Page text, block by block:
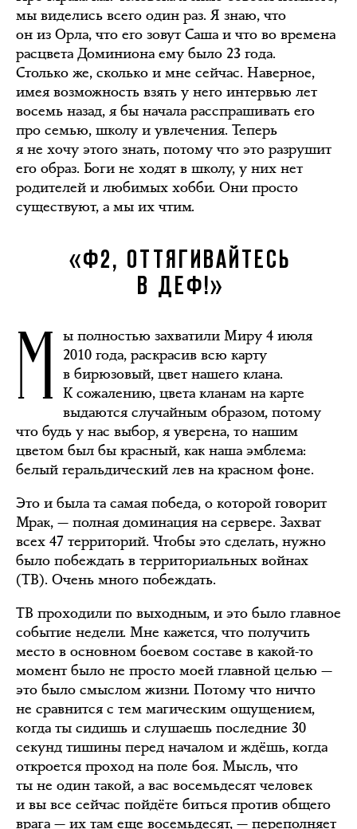
мы виделись всего один раз. Я знаю, что
он из Орла, что его зовут Саша и что во времена
расцвета Доминиона ему было 23 года.
Столько же, сколько и мне сейчас. Наверное,
имея возможность взять у него интервью лет
восемь назад, я бы начала расспрашивать его
про семью, школу и увлечения. Теперь
я не хочу этого знать, потому что это разрушит
его образ. Боги не ходят в школу, у них нет
родителей и любимых хобби. Они просто
существуют, а мы их чтим.
«Ф2, ОТТЯГИВАЙТЕСЬ
В ДЕФ!»
М ы полностью захватили Миру 4 июля
2010 года, раскрасив всю карту
в бирюзовый, цвет нашего клана.
К сожалению, цвета кланам на карте
выдаются случайным образом, потому
что будь у нас выбор, я уверена, то нашим
цветом был бы красный, как наша эмблема:
белый геральдический лев на красном фоне.
Это и была та самая победа, о которой говорит
Мрак, — полная доминация на сервере. Захват
всех 47 территорий. Чтобы это сделать, нужно
было побеждать в территориальных войнах
(ТВ). Очень много побеждать.
ТВ проходили по выходным, и это было главное
событие недели. Мне кажется, что получить
место в основном боевом составе в какой-то
момент было не просто моей главной целью —
это было смыслом жизни. Потому что ничто
не сравнится с тем магическим ощущением,
когда ты сидишь и слушаешь последние 30
секунд тишины перед началом и ждёшь, когда
откроется проход на поле боя. Мысль, что
ты не один такой, а вас восемьдесят человек
и вы все сейчас пойдёте биться против общего
врага — их там еще восемьдесят, — переполняет